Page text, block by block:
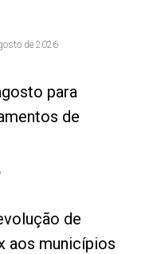
de 2026
para
de
de
aos municípios